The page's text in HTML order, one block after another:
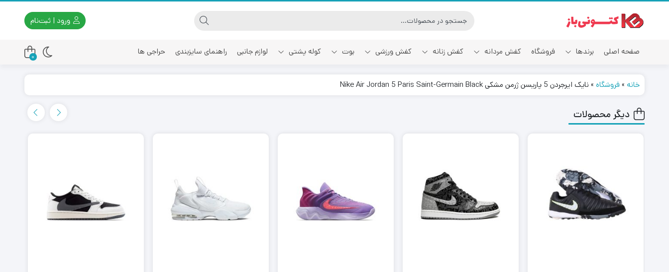
ورود | ثبت‌نام
صفحه اصلی برندها
آدیداس آفوایت
فروشگاه کفش مردانه کفش زنانه کفش ورزشی بوت کوله پشتی لوازم جانبی راهنمای سایزبندی حراجی ها
0
خانه »فروشگاه» نایک ایرجردن 5 پاریسن ژرمن مشکی Nike Air Jordan 5 Paris Saint-Germain Black
دیگر محصولات